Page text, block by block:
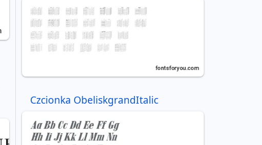
Czcionka ObeliskgrandItalic